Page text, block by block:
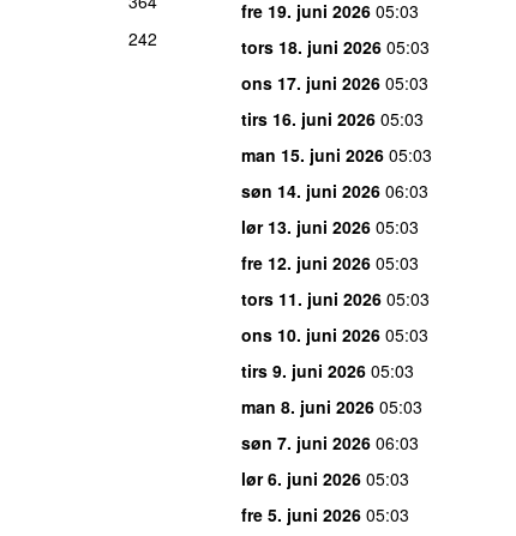
242
fre 19. juni 2026 05:03
tors 18. juni 2026 05:03
ons 17. juni 2026 05:03
tirs 16. juni 2026 05:03
man 15. juni 2026 05:03
søn 14. juni 2026 06:03
lør 13. juni 2026 05:03
fre 12. juni 2026 05:03
tors 11. juni 2026 05:03
ons 10. juni 2026 05:03
tirs 9. juni 2026 05:03
man 8. juni 2026 05:03
søn 7. juni 2026 06:03
lør 6. juni 2026 05:03
fre 5. juni 2026 05:03